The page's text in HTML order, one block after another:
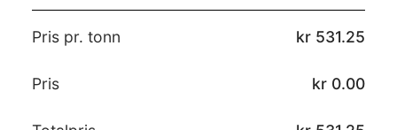
Pris pr. tonn kr 531.25
Pris kr 0.00